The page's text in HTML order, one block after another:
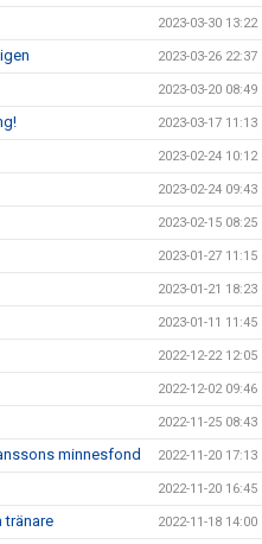
2023-03-30 13:22
2023-03-26 22:37
2023-03-20 08:49
2023-03-17 11:13
2023-02-24 10:12
2023-02-24 09:43
2023-02-15 08:25
2023-01-27 11:15
2023-01-21 18:23
2023-01-11 11:45
2022-12-22 12:05
2022-12-02 09:46
2022-11-25 08:43
minnesfond 2022-11-20 17:13
2022-11-20 16:45
tränare 2022-11-18 14:00